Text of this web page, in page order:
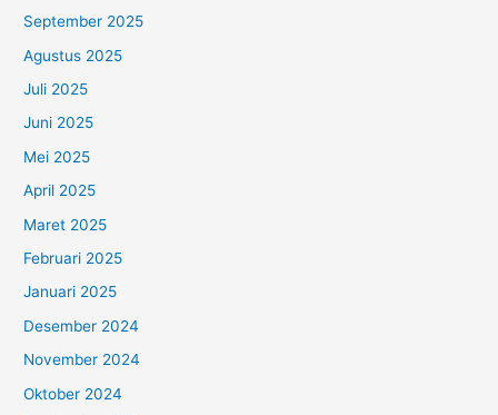
September 2025
Agustus 2025
Juli 2025
Juni 2025
Mei 2025
April 2025
Maret 2025
Februari 2025
Januari 2025
Desember 2024
November 2024
Oktober 2024